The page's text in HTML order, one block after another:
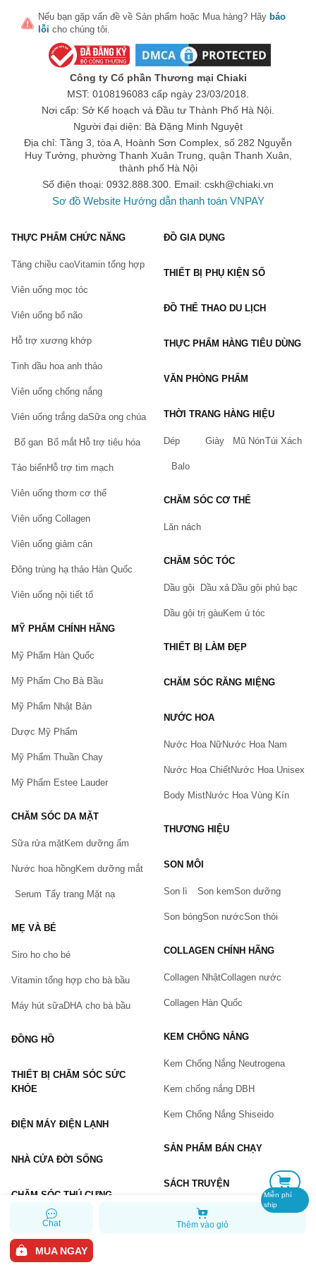
Katekyo Hitman Reborn
Kuroshitsuji Hắc quản gia
Yuri on Ice
Free
Vocaloid Miku
SAO Sword Art Online
Date A Live
No game No life
Your Name
#tuiqua #bookmark #hoppostcard #postcard #hopqua #lomocard
#poster #sticker #standee #madaotosu #toukenranbu #onepiece
#bokunohero #19days #amduongsu #ghibli #tokyoghoul #miku
#sakura #conan #identityV #gintama #kimetsunoyaiba #naruto
#datealive #ngoisaothoitrang #BungouStrayDogs #Vănhàolưulạc
#onepiece #wanted #baitaymavang #baitayvang #baitay
#baitaychinhhang #baitaynhua
Chat Thêm vào giỏ
MUA NGAY
Miễn phí
ship
Nếu bạn gặp vấn đề về Sản phẩm hoặc Mua hàng? Hãy báo
lỗi cho chúng tôi.
Bạn gặp vấn đề về sản phẩm hay mua hàng?
Hãy báo lỗi cho chúng tôi. Hoặc gọi cho chúng tôi qua số
Vấn đề(*)
GỬI BÁO LỖI
Công ty Cổ phần Thương mại Chiaki
MST: 0108196083 cấp ngày 23/03/2018.
Nơi cấp: Sở Kế hoạch và Đầu tư Thành Phố Hà Nội.
Người đại diện: Bà Đặng Minh Nguyệt
Địa chỉ: Tầng 3, tòa A, Hoành Sơn Complex, số 282 Nguyễn
Huy Tưởng, phường Thanh Xuân Trung, quận Thanh Xuân,
thành phố Hà Nội
Số điện thoại: 0932.888.300. Email: cskh@chiaki.vn
Sơ đồ Website Hướng dẫn thanh toán VNPAY
THỰC PHẨM CHỨC NĂNG
Tăng chiều caoVitamin tổng hợp
Viên uống mọc tóc
Viên uống bổ não
Hỗ trợ xương khớp
Tinh dầu hoa anh thảo
Viên uống chống nắng
Viên uống trắng daSữa ong chúa
Bổ gan Bổ mắt Hỗ trợ tiêu hóa
Tảo biểnHỗ trợ tim mạch
Viên uống thơm cơ thể
Viên uống Collagen
Viên uống giảm cân
Đông trùng hạ thảo Hàn Quốc
Viên uống nội tiết tố
MỸ PHẨM CHÍNH HÃNG
Mỹ Phẩm Hàn Quốc
Mỹ Phẩm Cho Bà Bầu
Mỹ Phẩm Nhật Bản
Dược Mỹ Phẩm
Mỹ Phẩm Thuần Chay
Mỹ Phẩm Estee Lauder
CHĂM SÓC DA MẶT
Sữa rửa mặtKem dưỡng ẩm
Nước hoa hồngKem dưỡng mắt
Serum Tẩy trang Mặt nạ
MẸ VÀ BÉ
Siro ho cho bé
Vitamin tổng hợp cho bà bầu
Máy hút sữaDHA cho bà bầu
ĐỒNG HỒ
THIẾT BỊ CHĂM SÓC SỨC
KHỎE
ĐIỆN MÁY ĐIỆN LẠNH
NHÀ CỬA ĐỜI SỐNG
CHĂM SÓC THÚ CƯNG
ĐỒ GIA DỤNG
THIẾT BỊ PHỤ KIỆN SỐ
ĐỒ THỂ THAO DU LỊCH
THỰC PHẨM HÀNG TIÊU DÙNG
VĂN PHÒNG PHẨM
THỜI TRANG HÀNG HIỆU
Dép Giày Mũ NónTúi Xách
Balo
CHĂM SÓC CƠ THỂ
Lăn nách
CHĂM SÓC TÓC
Dầu gội Dầu xả Dầu gội phủ bạc
Dầu gội trị gàuKem ủ tóc
THIẾT BỊ LÀM ĐẸP
CHĂM SÓC RĂNG MIỆNG
NƯỚC HOA
Nước Hoa NữNước Hoa Nam
Nước Hoa ChiếtNước Hoa Unisex
Body MistNước Hoa Vùng Kín
THƯƠNG HIỆU
SON MÔI
Son lì Son kemSon dưỡng
Son bóngSon nướcSon thỏi
COLLAGEN CHÍNH HÃNG
Collagen NhậtCollagen nước
Collagen Hàn Quốc
KEM CHỐNG NẮNG
Kem Chống Nắng Neutrogena
Kem chống nắng DBH
Kem Chống Nắng Shiseido
SẢN PHẨM BÁN CHẠY
SÁCH TRUYỆN